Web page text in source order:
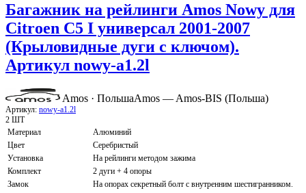
Багажник на рейлинги Amos Nowy для
Citroen C5 I универсал 2001-2007
(Крыловидные дуги с ключом).
Артикул nowy-a1.2l
Amos · ПольшаAmos — Amos-BIS (Польша)
Артикул: nowy-a1.2l
2 ШТ
Материал
Алюминий
Цвет
Серебристый
Установка
На рейлинги методом зажима
Комплект
2 дуги + 4 опоры
Замок
На опорах секретный болт с внутренним шестигранником.